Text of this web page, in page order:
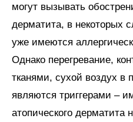
могут вызывать
дерматита, в некоторых
уже имеются
Однако перегревание,
тканями, сухой воздух
являются триггерами –
атопического дерматита